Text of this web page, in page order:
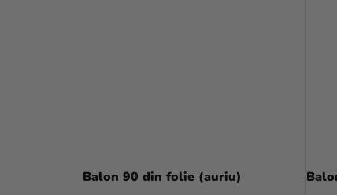
Balon 90 din folie (auriu)